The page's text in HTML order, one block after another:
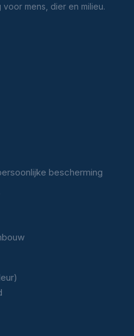
mens, dier en milieu.
bescherming